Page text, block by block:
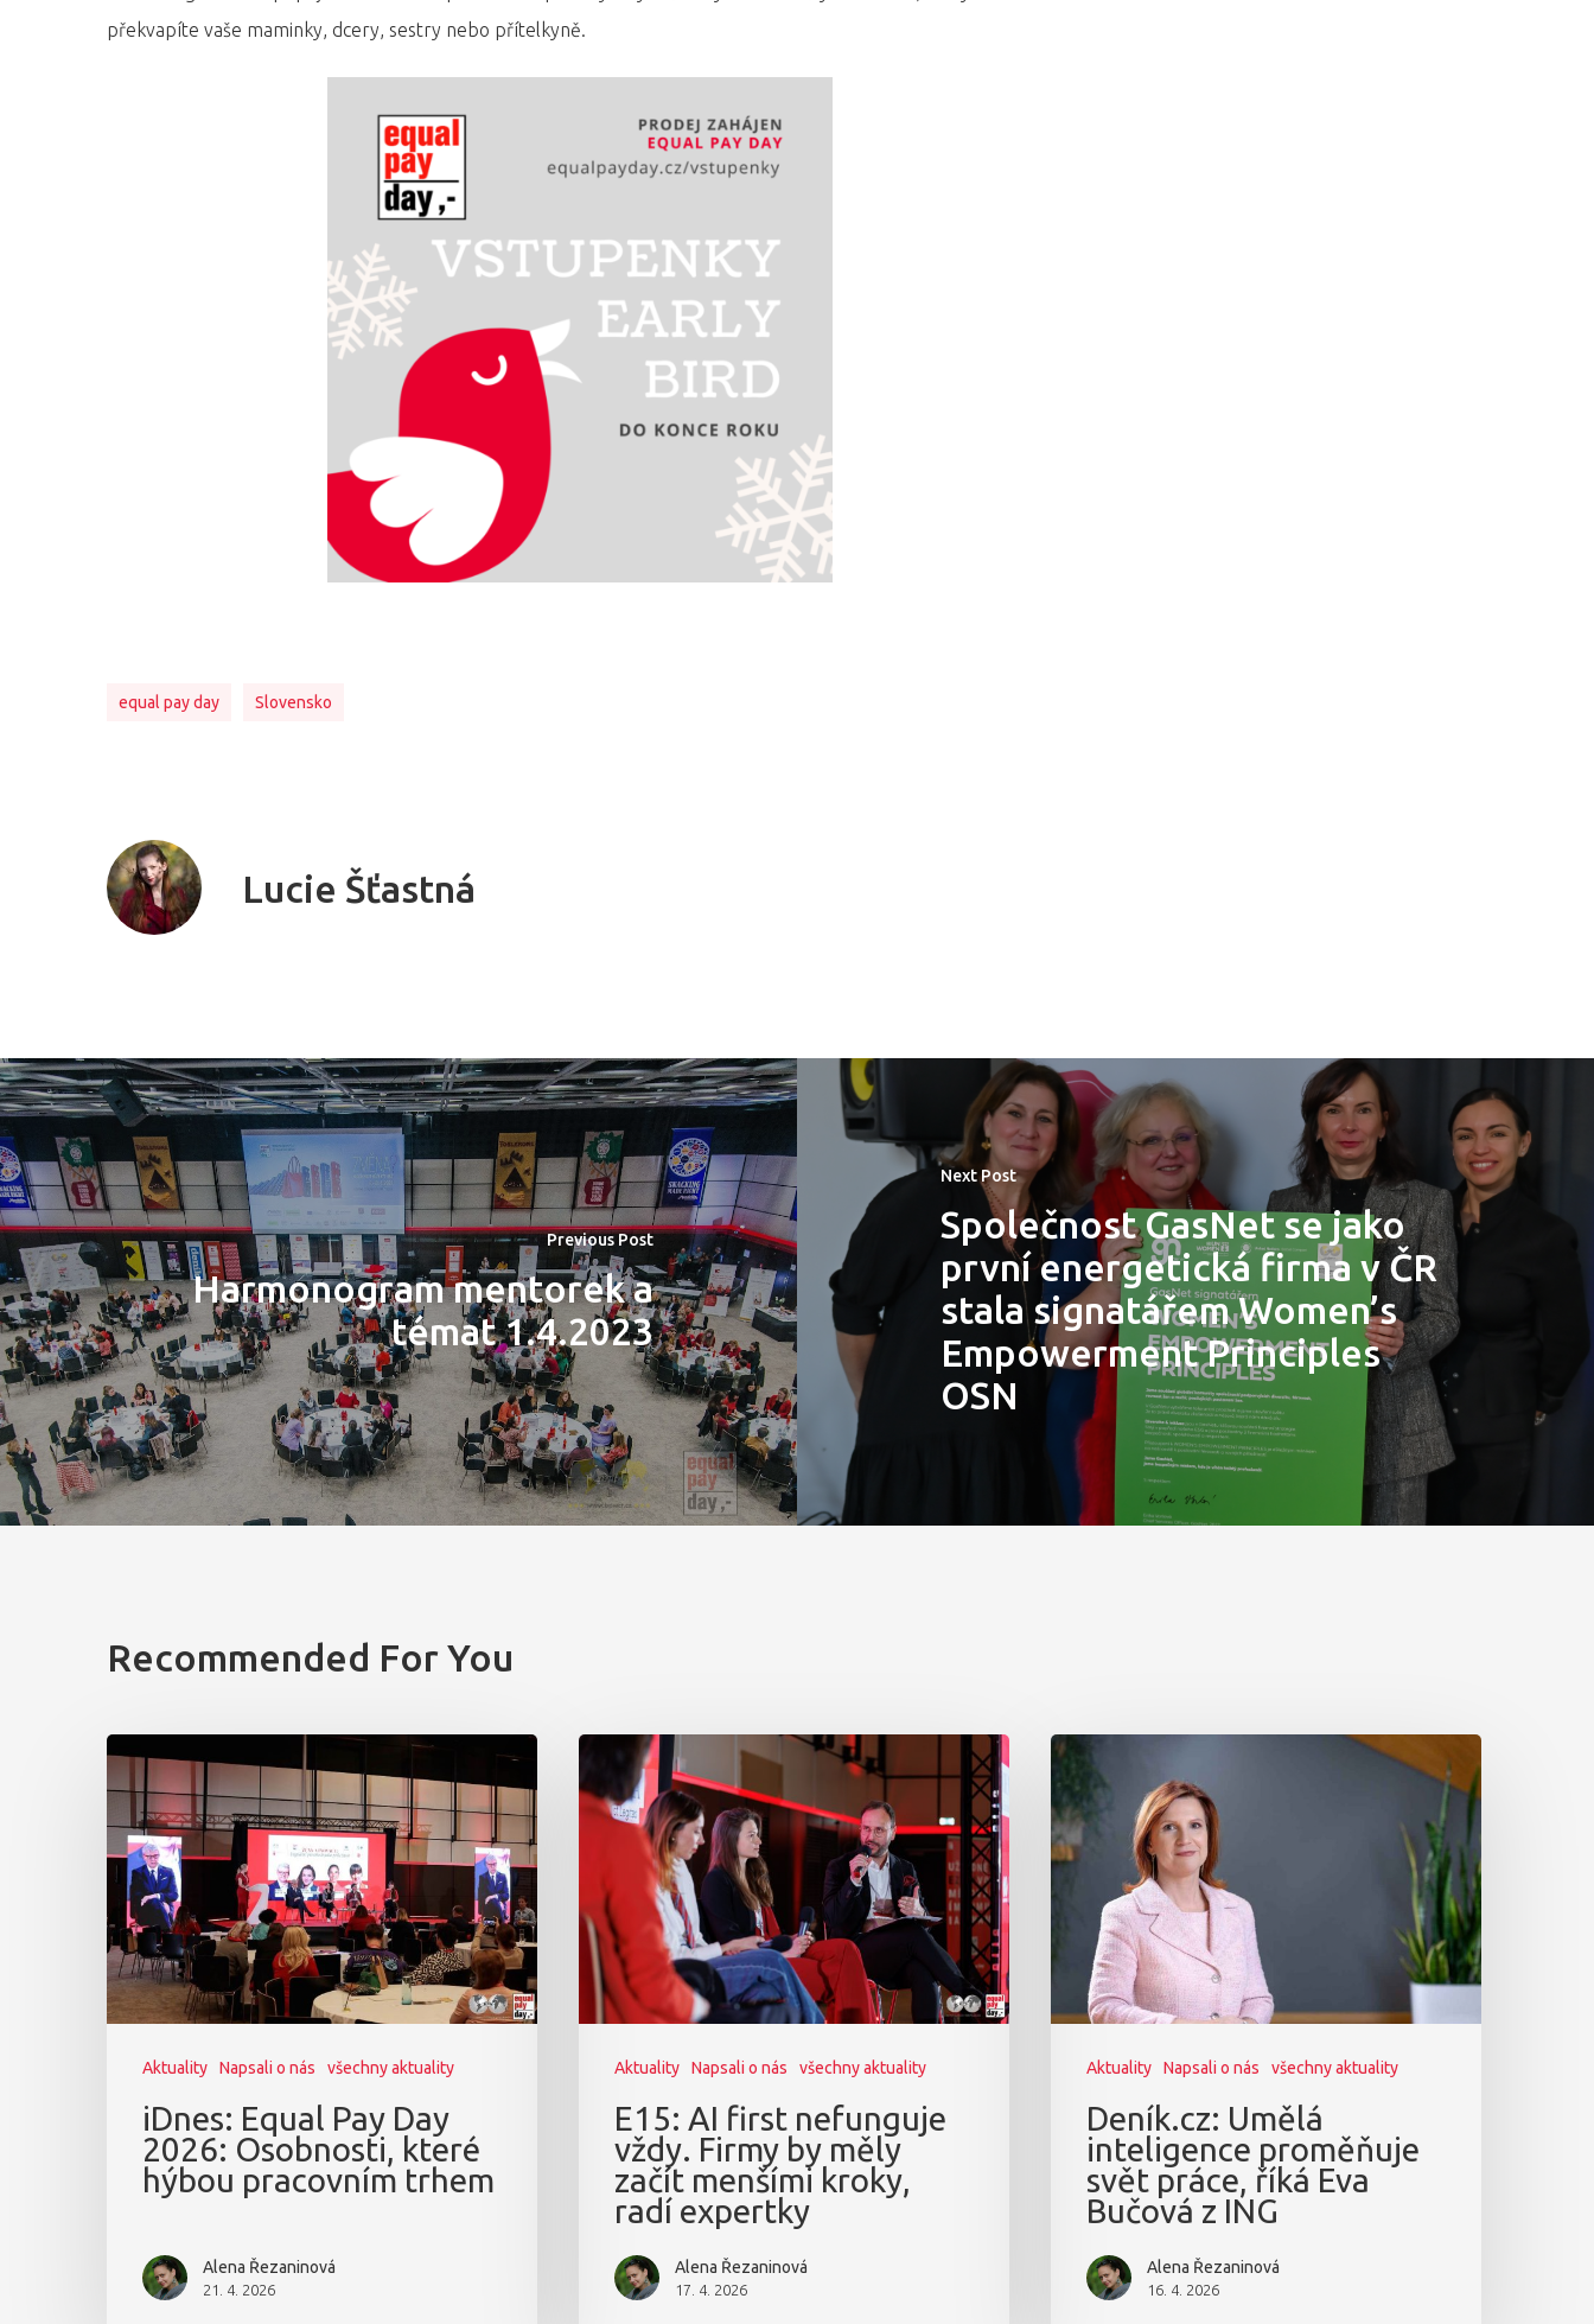
překvapíte vaše maminky, dcery, sestry nebo přítelkyně.
equal pay day Slovensko
Lucie Šťastná
Previous Post
Harmonogram mentorek a
témat 1.4.2023
Next Post
Společnost GasNet se jako
první energetická firma v ČR
stala signatářem Women’s
Empowerment Principles
OSN
Recommended For You
Aktuality Napsali o nás všechny aktuality
iDnes: Equal Pay Day
2026: Osobnosti, které
hýbou pracovním trhem
Alena Řezaninová
21. 4. 2026
Aktuality Napsali o nás všechny aktuality
E15: AI first nefunguje
vždy. Firmy by měly
začít menšími kroky,
radí expertky
Alena Řezaninová
17. 4. 2026
Aktuality Napsali o nás všechny aktuality
Deník.cz: Umělá
inteligence proměňuje
svět práce, říká Eva
Bučová z ING
Alena Řezaninová
16. 4. 2026